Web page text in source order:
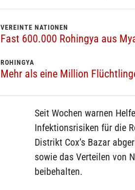
VEREINTE NATIONEN
Fast 600.000 Rohingya aus
ROHINGYA
Mehr als eine Million
Seit Wochen warnen
Infektionsrisiken für die
Distrikt Cox’s Bazar
sowie das Verteilen von
beibehalten.